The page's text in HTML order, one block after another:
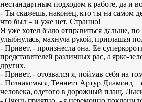
нестандартным подходом к работе, да и
- Ты скажешь, наконец, кто ты на самом
что был – и уже нет. Странно!
Я уже хотел было отправиться дальше,
улыбнулась, махнула рукой, приглашая
- Привет, - произнесла она. Ее
представителей различных рас, а ярко-
других.
- Привет, - отозвался я, поймав себя на
- Познакомься, Теннетт Артур Диамонд –
человека, одетого в дорожный плащ.
- Очень приятно, - я церемонно